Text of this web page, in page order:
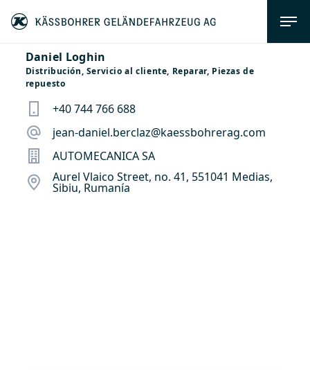
Daniel Loghin
Distribución, Servicio al cliente, Reparar, Piezas de
repuesto
+40 744 766 688
jean-daniel.berclaz@kaessbohrerag.com
AUTOMECANICA SA
Aurel Vlaico Street, no. 41, 551041 Medias,
Sibiu, Rumanía